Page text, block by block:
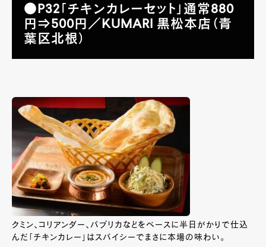
●P32「チキンカレーセット」通常880
円⇒500円／KUMARI 黒松本店（青
葉区北根）
クミン、コリアンダー、パプリカなどをベースに半日がかりで仕込
んだ「チキンカレー」はスパイシーでまさに本場の味わい。